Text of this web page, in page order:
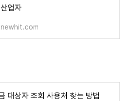
업자
대상자 조회 사용처 찾는 방법